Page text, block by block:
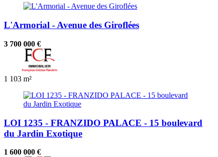
L'Armorial - Avenue des Giroflées
3 700 000 €
1 103 m²
LOI 1235 - FRANZIDO PALACE - 15 boulevard
du Jardin Exotique
1 600 000 €